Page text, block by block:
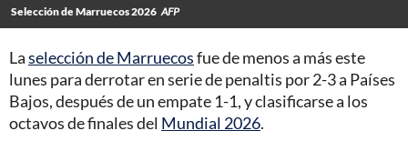
Selección de Marruecos 2026 AFP
Laselección de Marruecosfue de menos a más este
lunes para derrotar en serie de penaltis por 2-3 a Países
Bajos, después de un empate 1-1, y clasificarse a los
octavos de finales del Mundial 2026.